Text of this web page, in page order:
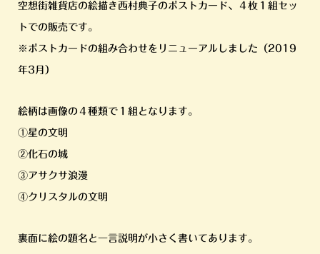
空想街雑貨店の絵描き西村典子のポストカード、４枚１組セッ
トでの販売です。
※ポストカードの組み合わせをリニューアルしました（2019
年3月）
絵柄は画像の４種類で１組となります。
①星の文明
②化石の城
③アサクサ浪漫
④クリスタルの文明
裏面に絵の題名と一言説明が小さく書いてあります。